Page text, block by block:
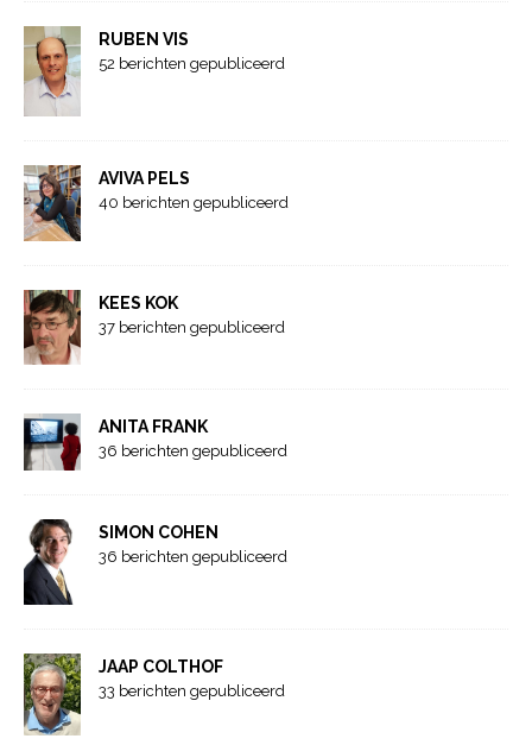
RUBEN VIS
52 berichten gepubliceerd
AVIVA PELS
40 berichten gepubliceerd
KEES KOK
37 berichten gepubliceerd
ANITA FRANK
36 berichten gepubliceerd
SIMON COHEN
36 berichten gepubliceerd
JAAP COLTHOF
33 berichten gepubliceerd